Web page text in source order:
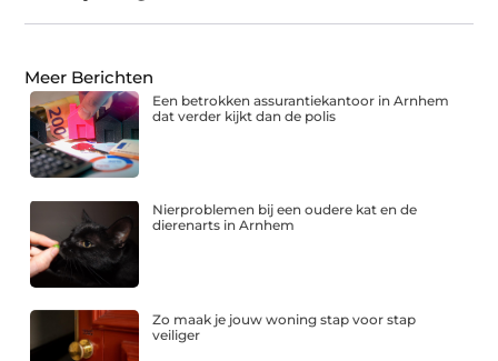
Meer Berichten
Een betrokken assurantiekantoor in Arnhem
dat verder kijkt dan de polis
Nierproblemen bij een oudere kat en de
dierenarts in Arnhem
Zo maak je jouw woning stap voor stap
veiliger